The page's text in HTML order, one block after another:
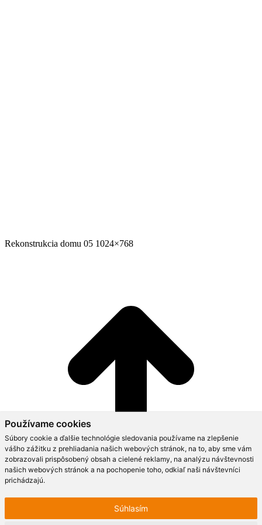
Používame cookies
Súbory cookie a ďalšie technológie sledovania používame na zlepšenie
vášho zážitku z prehliadania našich webových stránok, na to, aby sme vám
zobrazovali prispôsobený obsah a cielené reklamy, na analýzu návštevnosti
našich webových stránok a na pochopenie toho, odkiaľ naši návštevníci
prichádzajú.
Súhlasím
Rekonstrukcia domu 05 1024×768
Go to Top